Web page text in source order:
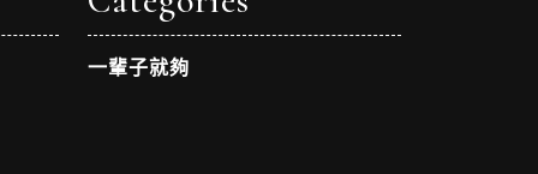
一輩子就夠